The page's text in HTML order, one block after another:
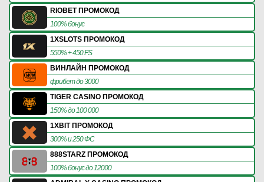
RIOBET ПРОМОКОД
100% бонус
1XSLOTS ПРОМОКОД
550% + 450 FS
ВИНЛАЙН ПРОМОКОД
фрибет до 3000
TIGER CASINO ПРОМОКОД
150% до 100 000
1XBIT ПРОМОКОД
300% и 250 ФС
888STARZ ПРОМОКОД
100% бонус до 12000